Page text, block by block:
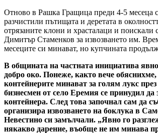
Отново в Рашка Гращица преди 4-5 месеца
разчистили пътищата и деретата в
отрязаните клони и храсталаци и поискали
Димитър Стаменков за извозването им.
месеците си минават, но купчината
В общината на частната инициатива явно
добро око. Понеже, както вече
контейнерите минават за голям лукс през
бизнесмен от село Еремия се принудил да
контейнера. След това започнал сам да
организира извозването на боклука в
Невестино си замълчали. „Явно го
някакво дарение, въобще не им минава